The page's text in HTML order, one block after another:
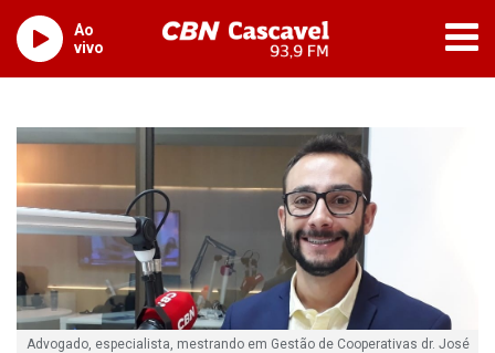
Ao
vivo
Advogado, especialista, mestrando em Gestão de Cooperativas dr. José